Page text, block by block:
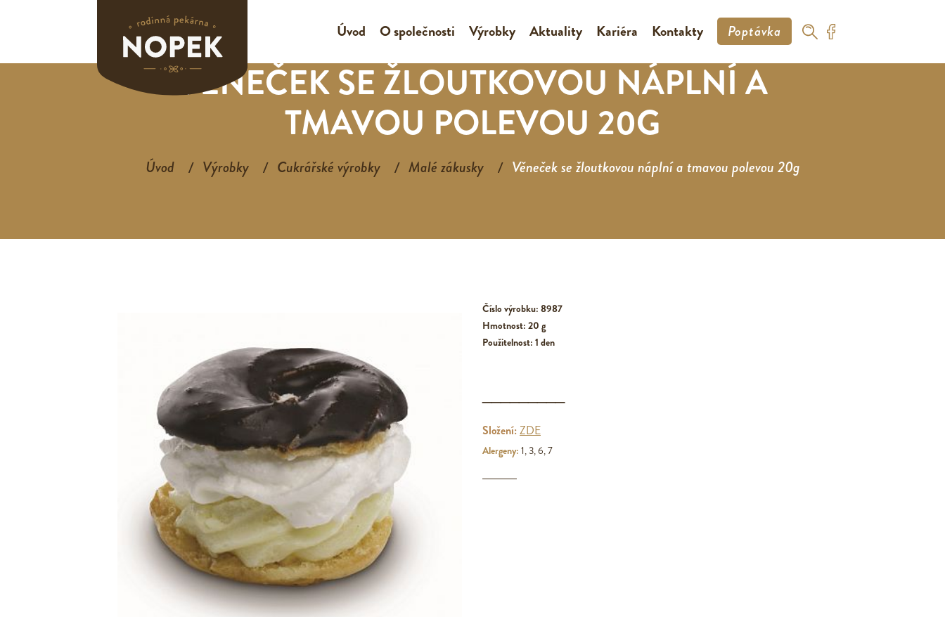
Úvod O společnosti Výrobky Aktuality Kariéra Kontakty Poptávka
VĚNEČEK SE ŽLOUTKOVOU NÁPLNÍ A
TMAVOU POLEVOU 20G
Úvod Výrobky Cukrářské výrobky Malé zákusky Věneček se žloutkovou náplní a tmavou polevou 20g
Číslo výrobku: 8987
Hmotnost: 20 g
Použitelnost: 1 den
Složení:ZDE
Alergeny: 1, 3, 6, 7